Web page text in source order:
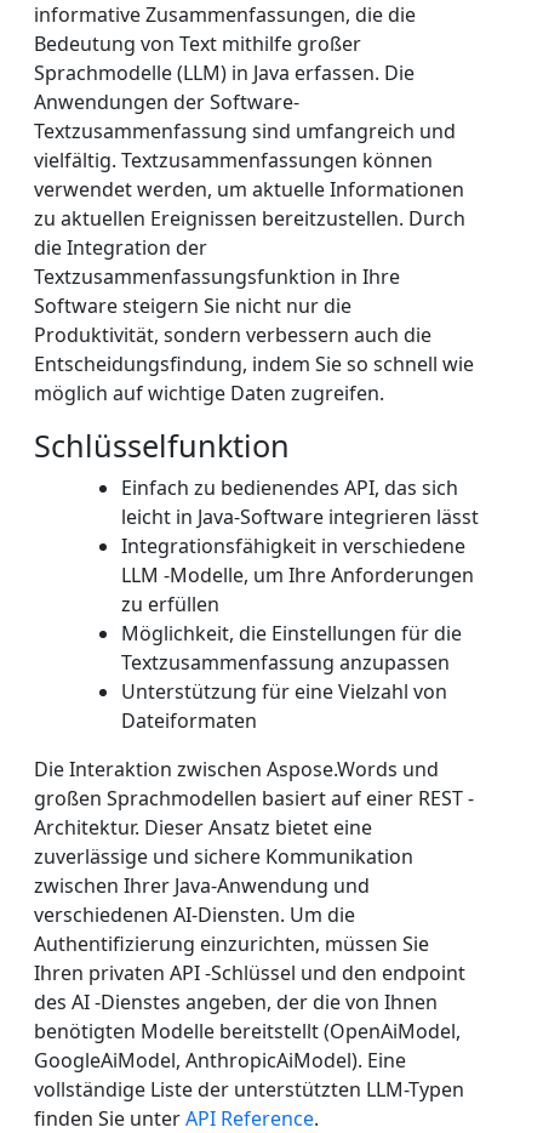
informative Zusammenfassungen, die die
Bedeutung von Text mithilfe großer
Sprachmodelle (LLM) in Java erfassen. Die
Anwendungen der Software-
Textzusammenfassung sind umfangreich und
vielfältig. Textzusammenfassungen können
verwendet werden, um aktuelle Informationen
zu aktuellen Ereignissen bereitzustellen. Durch
die Integration der
Textzusammenfassungsfunktion in Ihre
Software steigern Sie nicht nur die
Produktivität, sondern verbessern auch die
Entscheidungsfindung, indem Sie so schnell wie
möglich auf wichtige Daten zugreifen.
Schlüsselfunktion
Einfach zu bedienendes API, das sich
leicht in Java-Software integrieren lässt
Integrationsfähigkeit in verschiedene
LLM -Modelle, um Ihre Anforderungen
zu erfüllen
Möglichkeit, die Einstellungen für die
Textzusammenfassung anzupassen
Unterstützung für eine Vielzahl von
Dateiformaten
Die Interaktion zwischen Aspose.Words und
großen Sprachmodellen basiert auf einer REST -
Architektur. Dieser Ansatz bietet eine
zuverlässige und sichere Kommunikation
zwischen Ihrer Java-Anwendung und
verschiedenen AI-Diensten. Um die
Authentifizierung einzurichten, müssen Sie
Ihren privaten API -Schlüssel und den endpoint
des AI -Dienstes angeben, der die von Ihnen
benötigten Modelle bereitstellt (OpenAiModel,
GoogleAiModel, AnthropicAiModel). Eine
vollständige Liste der unterstützten LLM-Typen
finden Sie unterAPI Reference.